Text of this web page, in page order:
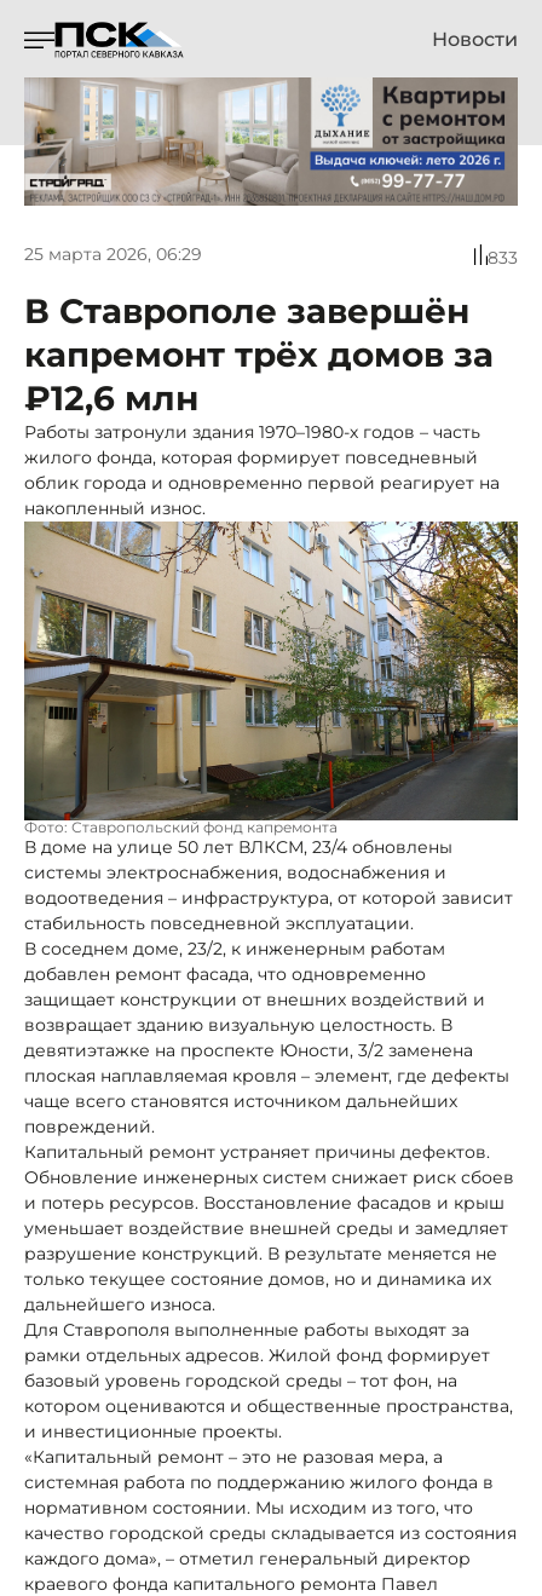
Новости
25 марта 2026, 06:29 833
В Ставрополе завершён
капремонт трёх домов за
₽12,6 млн
Работы затронули здания 1970–1980-х годов – часть
жилого фонда, которая формирует повседневный
облик города и одновременно первой реагирует на
накопленный износ.
Фото: Ставропольский фонд капремонта
В доме на улице 50 лет ВЛКСМ, 23/4 обновлены
системы электроснабжения, водоснабжения и
водоотведения – инфраструктура, от которой зависит
стабильность повседневной эксплуатации.
В соседнем доме, 23/2, к инженерным работам
добавлен ремонт фасада, что одновременно
защищает конструкции от внешних воздействий и
возвращает зданию визуальную целостность. В
девятиэтажке на проспекте Юности, 3/2 заменена
плоская наплавляемая кровля – элемент, где дефекты
чаще всего становятся источником дальнейших
повреждений.
Капитальный ремонт устраняет причины дефектов.
Обновление инженерных систем снижает риск сбоев
и потерь ресурсов. Восстановление фасадов и крыш
уменьшает воздействие внешней среды и замедляет
разрушение конструкций. В результате меняется не
только текущее состояние домов, но и динамика их
дальнейшего износа.
Для Ставрополя выполненные работы выходят за
рамки отдельных адресов. Жилой фонд формирует
базовый уровень городской среды – тот фон, на
котором оцениваются и общественные пространства,
и инвестиционные проекты.
«Капитальный ремонт – это не разовая мера, а
системная работа по поддержанию жилого фонда в
нормативном состоянии. Мы исходим из того, что
качество городской среды складывается из состояния
каждого дома», – отметил генеральный директор
краевого фонда капитального ремонта Павел